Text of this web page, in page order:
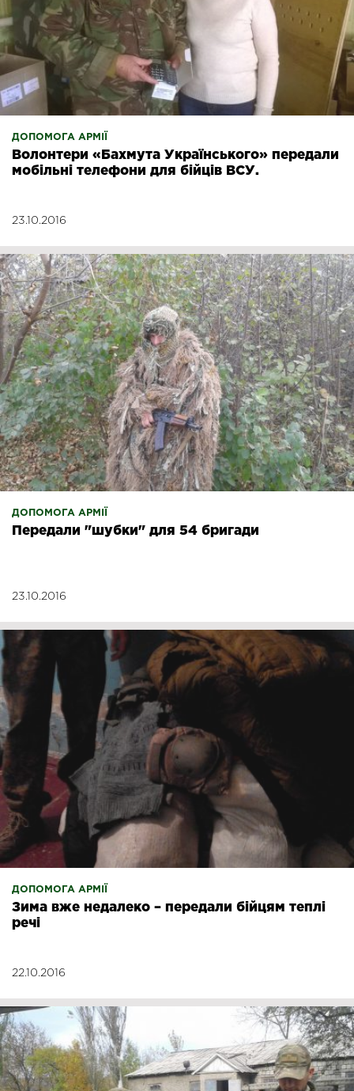
ДОПОМОГА АРМІЇ
Волонтери «Бахмута Українського» передали
мобільні телефони для бійців ВСУ.
23.10.2016
ДОПОМОГА АРМІЇ
Передали "шубки" для 54 бригади
23.10.2016
ДОПОМОГА АРМІЇ
Зима вже недалеко – передали бійцям теплі
речі
22.10.2016